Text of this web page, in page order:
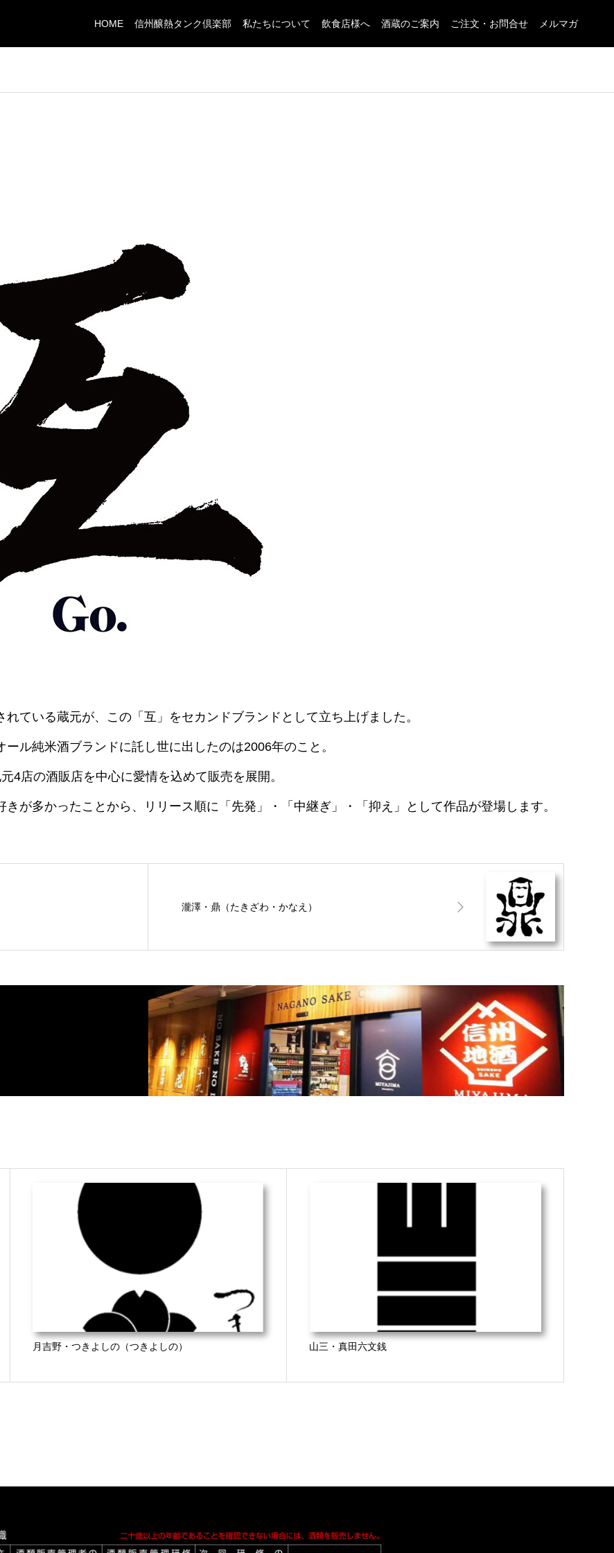
HOME 信州醸熱タンク倶楽部 私たちについて 飲食店様へ 酒蔵のご案内 ご注文・お問合せ メルマガ
ている蔵元が、この「互」をセカンドブランドとして立ち上げました。
ル純米酒ブランドに託し世に出したのは2006年のこと。
4店の酒販店を中心に愛情を込めて販売を展開。
が多かったことから、リリース順に「先発」・「中継ぎ」・「抑え」として作品が登場します。
瀧澤・鼎（たきざわ・かなえ）
月吉野・つきよしの（つきよしの） 山三・真田六文銭